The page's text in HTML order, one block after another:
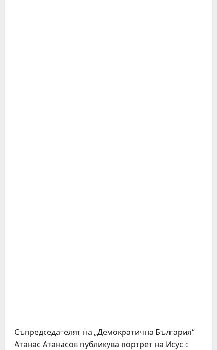
Съпредседателят на „Демократична България“
Атанас Атанасов публикува портрет на Исус с